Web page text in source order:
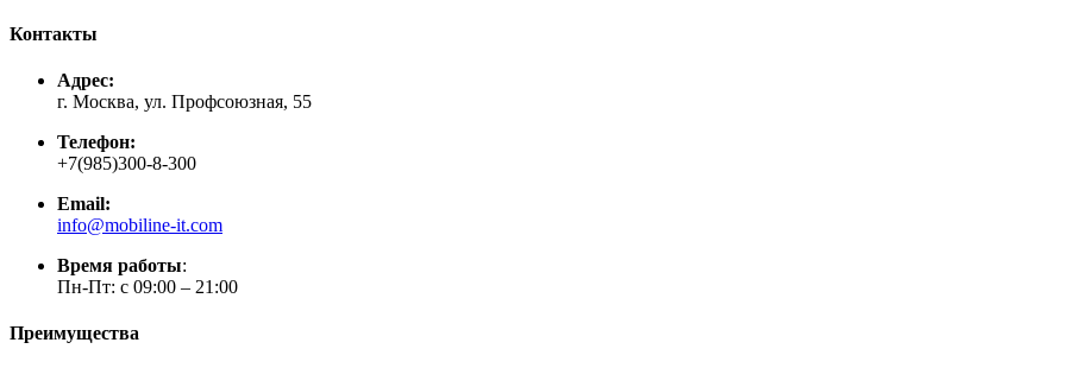
Контакты
Адрес:
г. Москва, ул. Профсоюзная, 55
Телефон:
+7(985)300-8-300
Email:
info@mobiline-it.com
Время работы:
Пн-Пт: с 09:00 – 21:00
Преимущества